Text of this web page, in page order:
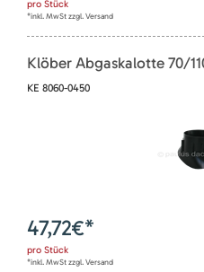
pro Stück
*inkl. MwSt zzgl. Versand
Klöber Abgaskalotte 70/
KE 8060-0450
47,72€*
pro Stück
*inkl. MwSt zzgl. Versand